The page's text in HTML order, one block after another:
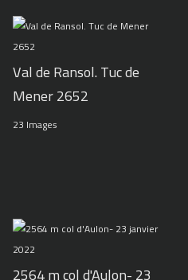
Val de Ransol. Tuc de
Mener 2652
23 Images